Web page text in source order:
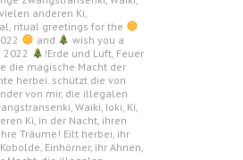
anderen Ki,
ritual greetings for the
and
wish you a
2022
!Erde und Luft, Feuer
die magische Macht der
herbei. schützt die von
von mir, die illegalen
Waiki, Ioki, Ki,
Ki, in der Nacht, ihren
Träume! Eilt herbei, ihr
Einhörner, ihr Ahnen,